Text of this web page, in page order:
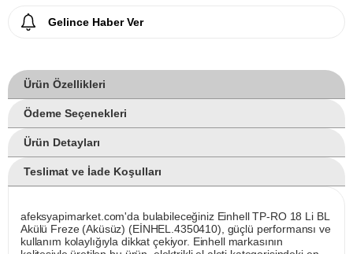
Gelince Haber Ver
Ürün Özellikleri
Ödeme Seçenekleri
Ürün Detayları
Teslimat ve İade Koşulları
afeksyapimarket.com'da bulabileceğiniz Einhell TP-RO 18 Li BL
Akülü Freze (Aküsüz) (EİNHEL.4350410), güçlü performansı ve
kullanım kolaylığıyla dikkat çekiyor. Einhell markasının